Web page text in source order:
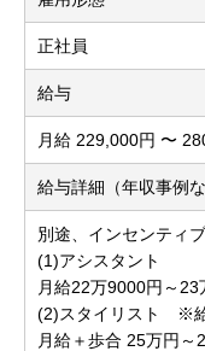
正社員
給与
月給 229,000円 〜
給与詳細（年収事例な
別途、インセンティ
(1)アシスタント
月給22万9000円～
(2)スタイリスト ※
月給＋歩合 25万円